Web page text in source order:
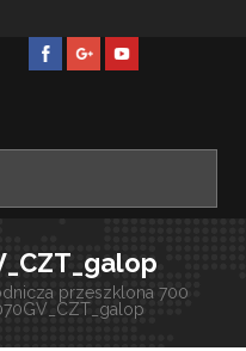
przeszklona 700